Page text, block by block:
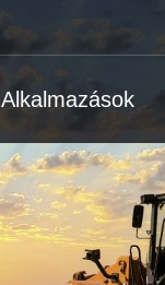
Alkalmazások